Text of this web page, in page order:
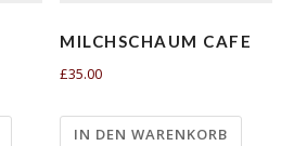
MILCHSCHAUM CAFE
£35.00
IN DEN WARENKORB